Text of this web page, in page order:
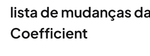
lista de mudanças
Coefficient